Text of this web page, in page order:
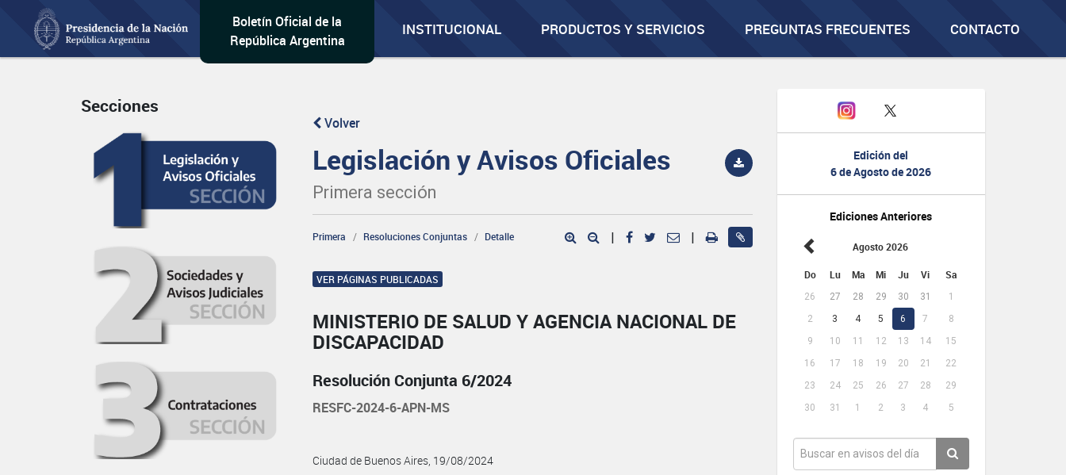
Boletín Oficial de la
República Argentina
INSTITUCIONAL PRODUCTOS Y SERVICIOS PREGUNTAS FRECUENTES CONTACTO
Edición del
6 de Agosto de 2026
Ediciones Anteriores
Agosto 2026
Do Lu Ma Mi Ju Vi Sa
26 27 28 29 30 31
1
2
3 4 5 6 7
8
9
10 11 12 13 14
15
16
17 18 19 20 21
22
23
24 25 26 27 28
29
30
31 1 2 3 4 5
Secciones
Volver
Legislación y Avisos Oficiales
Primera sección
Primera Resoluciones Conjuntas Detalle | |
VER PÁGINAS PUBLICADAS
MINISTERIO DE SALUD Y AGENCIA NACIONAL DE
DISCAPACIDAD
Resolución Conjunta 6/2024
RESFC-2024-6-APN-MS
Ciudad de Buenos Aires, 19/08/2024